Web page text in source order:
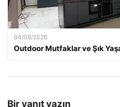
04/08/2026
Outdoor Mutfaklar ve Şık
Bir yanıt yazın